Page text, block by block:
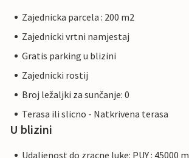
Zajednicka parcela : 200 m2
Zajednicki vrtni namjestaj
Gratis parking u blizini
Zajednicki rostij
Broj ležaljki za sunčanje: 0
Terasa ili slicno - Natkrivena terasa
U blizini
Udaljenost do zracne luke: PUY : 45000 m